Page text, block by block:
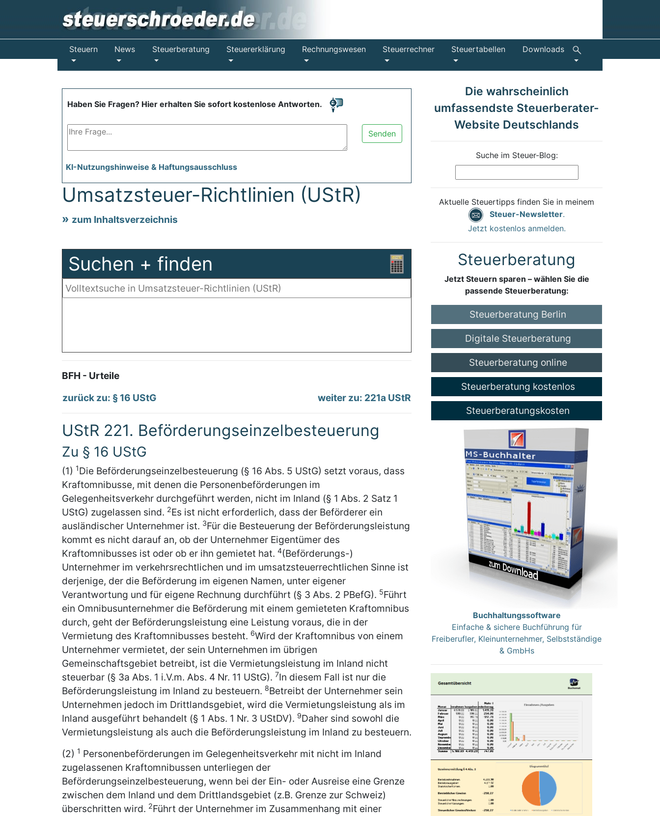
Steuern News Steuerberatung Steuererklärung Rechnungswesen Steuerrechner Steuertabellen Downloads
Haben Sie Fragen? Hier erhalten Sie sofort kostenlose Antworten.
Senden
KI-Nutzungshinweise & Haftungsausschluss
Umsatzsteuer-Richtlinien (UStR)
zum Inhaltsverzeichnis
Suchen + finden
BFH - Urteile
zurück zu: § 16 UStG
weiter zu: 221a UStR
UStR 221. Beförderungseinzelbesteuerung
Zu § 16 UStG
(1) 1Die Beförderungseinzelbesteuerung (§ 16 Abs. 5 UStG) setzt voraus, dass
Kraftomnibusse, mit denen die Personenbeförderungen im
Gelegenheitsverkehr durchgeführt werden, nicht im Inland (§ 1 Abs. 2 Satz 1
UStG) zugelassen sind. 2Es ist nicht erforderlich, dass der Beförderer ein
ausländischer Unternehmer ist. 3Für die Besteuerung der Beförderungsleistung
kommt es nicht darauf an, ob der Unternehmer Eigentümer des
Kraftomnibusses ist oder ob er ihn gemietet hat. 4(Beförderungs-)
Unternehmer im verkehrsrechtlichen und im umsatzsteuerrechtlichen Sinne ist
derjenige, der die Beförderung im eigenen Namen, unter eigener
Verantwortung und für eigene Rechnung durchführt (§ 3 Abs. 2 PBefG). 5Führt
ein Omnibusunternehmer die Beförderung mit einem gemieteten Kraftomnibus
durch, geht der Beförderungsleistung eine Leistung voraus, die in der
Vermietung des Kraftomnibusses besteht. 6Wird der Kraftomnibus von einem
Unternehmer vermietet, der sein Unternehmen im übrigen
Gemeinschaftsgebiet betreibt, ist die Vermietungsleistung im Inland nicht
steuerbar (§ 3a Abs. 1 i.V.m. Abs. 4 Nr. 11 UStG). 7In diesem Fall ist nur die
Beförderungsleistung im Inland zu besteuern. 8Betreibt der Unternehmer sein
Unternehmen jedoch im Drittlandsgebiet, wird die Vermietungsleistung als im
Inland ausgeführt behandelt (§ 1 Abs. 1 Nr. 3 UStDV). 9Daher sind sowohl die
Vermietungsleistung als auch die Beförderungsleistung im Inland zu besteuern.
(2) 1 Personenbeförderungen im Gelegenheitsverkehr mit nicht im Inland
zugelassenen Kraftomnibussen unterliegen der
Beförderungseinzelbesteuerung, wenn bei der Ein- oder Ausreise eine Grenze
zwischen dem Inland und dem Drittlandsgebiet (z.B. Grenze zur Schweiz)
überschritten wird. 2Führt der Unternehmer im Zusammenhang mit einer
Die wahrscheinlich
umfassendste Steuerberater-
Website Deutschlands
Suche im Steuer-Blog:
Aktuelle Steuertipps finden Sie in meinem
Steuer-Newsletter.
Jetzt kostenlos anmelden.
Steuerberatung
Jetzt Steuern sparen – wählen Sie die
passende Steuerberatung:
Steuerberatung Berlin
Digitale Steuerberatung
Steuerberatung online
Steuerberatung kostenlos
Steuerberatungskosten
Buchhaltungssoftware
Einfache & sichere Buchführung für
Freiberufler, Kleinunternehmer, Selbstständige
& GmbHs